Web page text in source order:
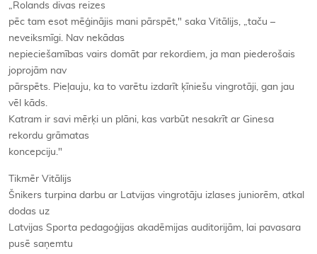
„Rolands divas reizes
pēc tam esot mēģinājis mani pārspēt," saka Vitālijs, „taču –
neveiksmīgi. Nav nekādas
nepieciešamības vairs domāt par rekordiem, ja man piederošais
joprojām nav
pārspēts. Pieļauju, ka to varētu izdarīt ķīniešu vingrotāji, gan jau
vēl kāds.
Katram ir savi mērķi un plāni, kas varbūt nesakrīt ar Ginesa
rekordu grāmatas
koncepciju."
Tikmēr Vitālijs
Šnikers turpina darbu ar Latvijas vingrotāju izlases juniorēm, atkal
dodas uz
Latvijas Sporta pedagoģijas akadēmijas auditorijām, lai pavasara
pusē saņemtu